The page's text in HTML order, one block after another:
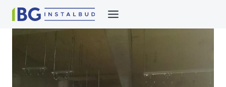
Przejdź
treści